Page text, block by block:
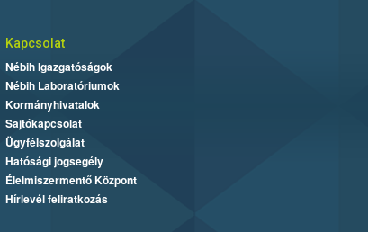
Kapcsolat
Nébih Igazgatóságok
Nébih Laboratóriumok
Kormányhivatalok
Sajtókapcsolat
Ügyfélszolgálat
Hatósági jogsegély
Élelmiszermentő Központ
Hírlevél feliratkozás